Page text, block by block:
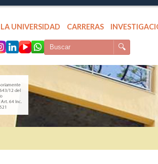
LA UNIVERSIDAD CARRERAS
🔍